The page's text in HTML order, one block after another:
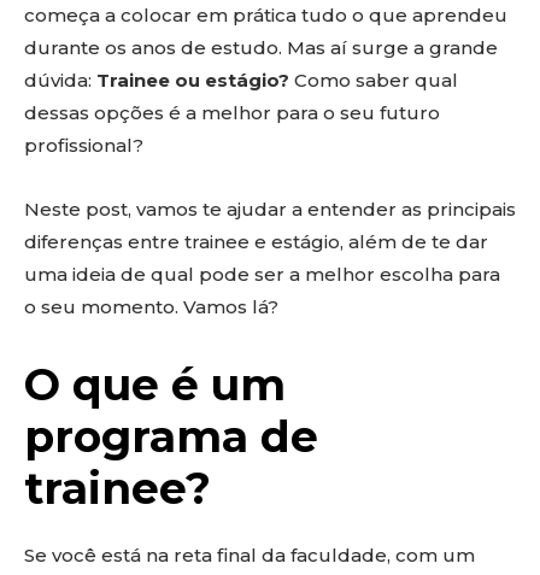
começa a colocar em prática tudo o que aprendeu
durante os anos de estudo. Mas aí surge a grande
dúvida: Trainee ou estágio? Como saber qual
dessas opções é a melhor para o seu futuro
profissional?
Neste post, vamos te ajudar a entender as principais
diferenças entre trainee e estágio, além de te dar
uma ideia de qual pode ser a melhor escolha para
o seu momento. Vamos lá?
O que é um
programa de
trainee?
Se você está na reta final da faculdade, com um